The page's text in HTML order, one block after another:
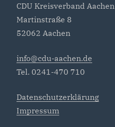
CDU Kreisverband Aachen
Martinstraße 8
52062 Aachen
info@cdu-aachen.de
Tel. 0241-470 710
Datenschutzerklärung
Impressum